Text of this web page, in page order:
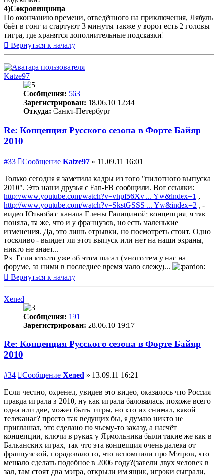
4)Сокровищница
По окончанию времени, отведённого на приключения, Лябуль
бьёт в гонг и стартуют 3 минуты также у ворот есть 2 головы
тигра, где хранятся дополнительные подсказки!
Вернуться к началу
Katze97
Сообщения: 563
Зарегистрирован: 18.06.10 12:44
Откуда: Санкт-Петербург
Re: Концепция Русского сезона в Форте Байяр
2010
#33 Сообщение Katze97 » 11.09.11 16:01
Только сегодня я заметила кадры из того "пилотного выпуска
2010". Это наши друзья с Fan-FB сообщили. Вот ссылки:
http://www.youtube.com/watch?v=vhpf56Xv ... Yw&index=1 ,
http://www.youtube.com/watch?v=SkstGSSS ... Yw&index=2 , -
видео Ютьюба с канала Елены Галициной; концепция, я так
поняла, та же, что и у французов, но есть маленькие
изменения. Да, это лишь отрывки, но посмотреть стоит. Одно
тоскливо - выйдет ли этот выпуск или нет на наши экраны,
никто не знает...
P.s. Если кто-то уже об этом писал (много тем у нас на
форуме, за ними в последнее время мало слежу)...
Вернуться к началу
Xened
Сообщения: 191
Зарегистрирован: 28.06.10 19:17
Re: Концепция Русского сезона в Форте Байяр
2010
#34 Сообщение Xened » 13.09.11 16:21
Если честно, охренел, увидев это видео, оказалось что Россия
правда играла в 2010, ну как играла баловалась, похоже всего
одна или две, может быть, игры, но кто их снимал, какой
телеканал? просто так ведущих бы, я думаю никто не
приглашал, это сделано по чьему-то заказу, а насчёт
концепции, ключи в руках у Ярмольника были такие же как в
Балканских играх, так что эта концепция очень далека от
французской, порадовало то, что вспомнили про Мэтров, что
мешало сделать подобное в 2006 году?(завели двух человек в
зал, там стоят два мэтра, открыли им ящик, игроки сыграли,